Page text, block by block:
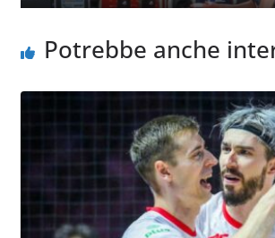
Potrebbe anche